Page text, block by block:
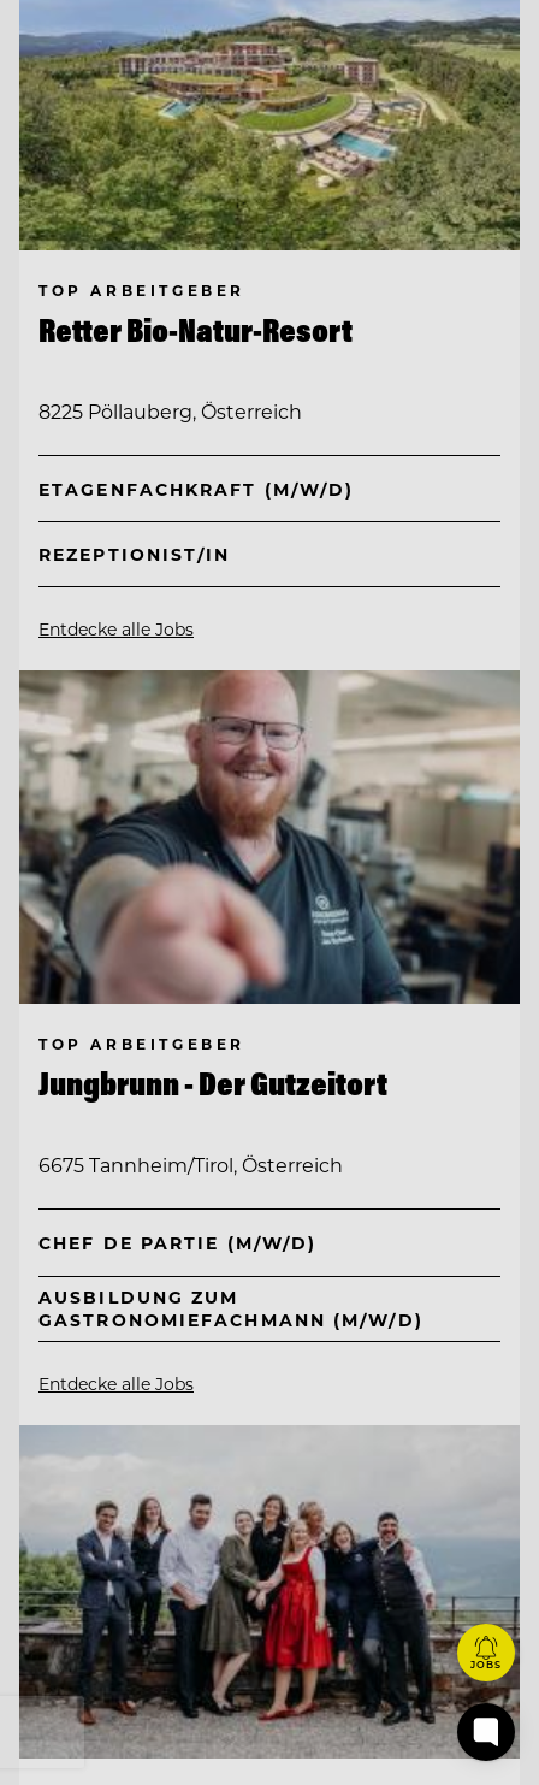
TOP ARBEITGEBER
Retter Bio-Natur-Resort
8225 Pöllauberg, Österreich
ETAGENFACHKRAFT (M/W/D)
REZEPTIONIST/IN
Entdecke alle Jobs
TOP ARBEITGEBER
Jungbrunn - Der Gutzeitort
6675 Tannheim/Tirol, Österreich
CHEF DE PARTIE (M/W/D)
AUSBILDUNG ZUM
GASTRONOMIEFACHMANN (M/W/D)
Entdecke alle Jobs
JOBS